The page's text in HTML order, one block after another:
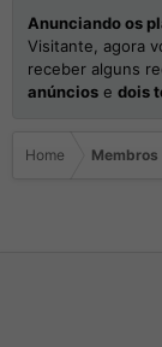
Anunciando os
Visitante, agora
receber alguns
anúncios e dois
Home Membros